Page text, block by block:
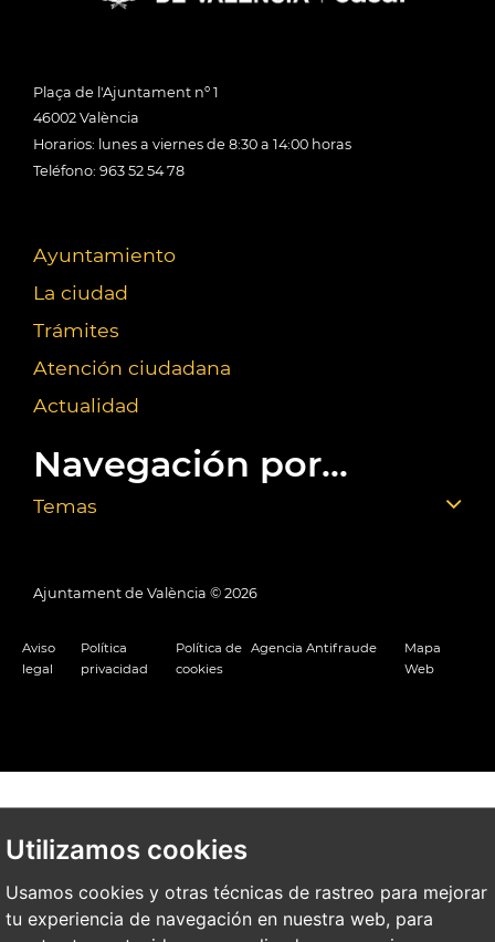
Utilizamos cookies
Usamos cookies y otras técnicas de rastreo para mejorar
tu experiencia de navegación en nuestra web, para
Plaça de l'Ajuntament nº 1
46002 València
Horarios: lunes a viernes de 8:30 a 14:00 horas
Teléfono: 963 52 54 78
Ayuntamiento
La ciudad
Trámites
Atención ciudadana
Actualidad
Navegación por...
Temas
Ajuntament de València © 2026
Aviso
legal
Política
privacidad
Política de
cookies
Agencia Antifraude
Mapa
Web